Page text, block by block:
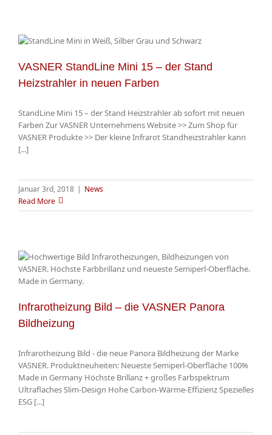
VASNER StandLine Mini 15 – der Stand
Heizstrahler in neuen Farben
StandLine Mini 15 – der Stand Heizstrahler ab sofort mit neuen
Farben Zur VASNER Unternehmens Website >> Zum Shop für
VASNER Produkte >> Der kleine Infrarot Standheizstrahler kann
[...]
Januar 3rd, 2018 | News
Read More
Infrarotheizung Bild – die VASNER Panora
Bildheizung
Infrarotheizung Bild - die neue Panora Bildheizung der Marke
VASNER. Produktneuheiten: Neueste Semiperl-Oberfläche 100%
Made in Germany Höchste Brillanz + großes Farbspektrum
Ultraflaches Slim-Design Hohe Carbon-Wärme-Effizienz Spezielles
ESG [...]